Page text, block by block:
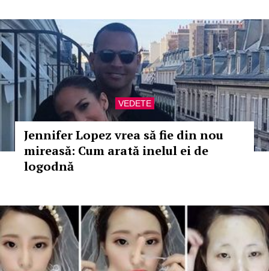
VEDETE
Jennifer Lopez vrea să fie din nou
mireasă: Cum arată inelul ei de
logodnă